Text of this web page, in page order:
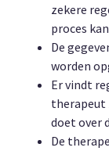
zekere
proces
De
worden
Er vindt
therapeut
doet over
De